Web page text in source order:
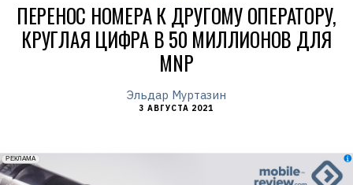
ПЕРЕНОС НОМЕРА К ДРУГОМУ ОПЕРАТОРУ,
КРУГЛАЯ ЦИФРА В 50 МИЛЛИОНОВ ДЛЯ
MNP
Эльдар Муртазин
3 АВГУСТА 2021
erid: 2VfnxxmNzs5
РЕКЛАМА